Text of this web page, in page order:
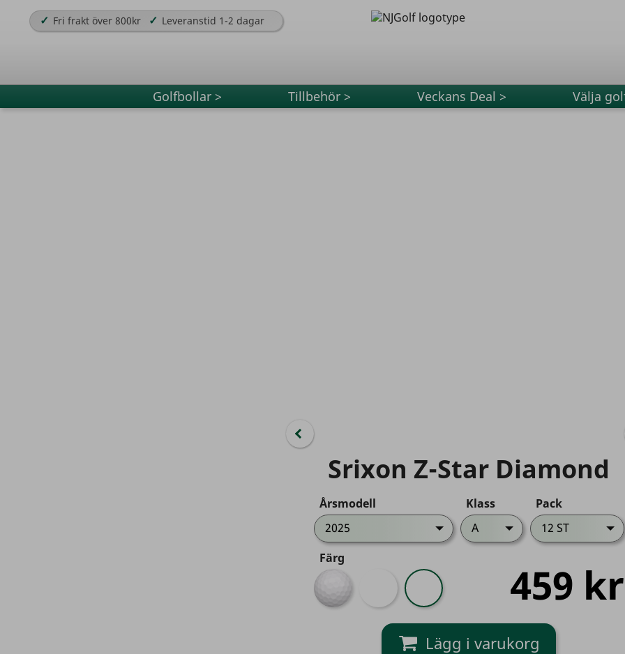
✓ Fri frakt över 800kr ✓ Leveranstid 1-2 dagar
Golfbollar > Tillbehör > Veckans Deal > Välja
Srixon Z-Star Diamond
Årsmodell
2025
Klass
A
Pack
12 ST
Färg
Limited
Edition
Z-
Star
Diamond
459 kr